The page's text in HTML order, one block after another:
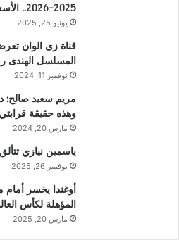
2025-2026.. الأسعار وطرق السداد
يونيو 25, 2025
قناة زى الوان
المسلسل الهندى
نوفمبر 11, 2024
وهذه حقيقة
مارس 20, 2024
ياسمين نيازي
نوفمبر 26, 2025
أوغندا يخسر أمام
المؤهلة لكأس
مارس 20, 2025